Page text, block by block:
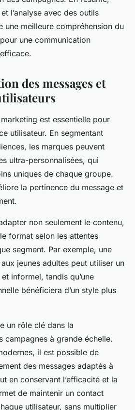
l’analyse avec des outils
une meilleure compréhension du
une communication
des messages et
est essentielle pour
utilisateur. En segmentant
les marques peuvent
ultra-personnalisées, qui
uniques de chaque groupe.
la pertinence du message et
non seulement le contenu,
format selon les attentes
segment. Par exemple, une
jeunes adultes peut utiliser un
informel, tandis qu’une
bénéficiera d’un style plus
un rôle clé dans la
campagnes à grande échelle.
il est possible de
des messages adaptés à
en conservant l’efficacité et la
de maintenir un contact
utilisateur, sans multiplier